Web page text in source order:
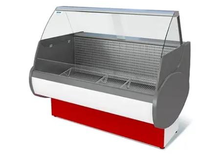
ЗАКАЗАТЬ ЗВОНОК